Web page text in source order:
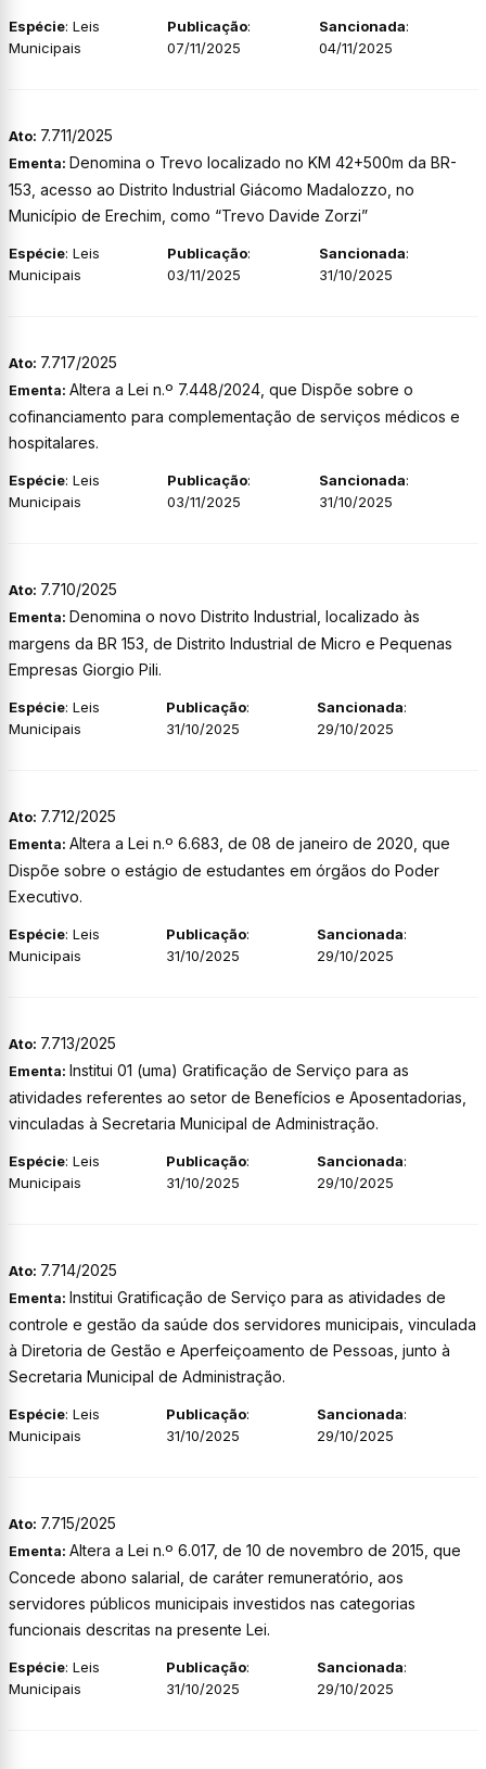
Espécie: Leis
Municipais
Publicação:
07/11/2025
Sancionada:
04/11/2025
Ato: 7.711/2025
Ementa: Denomina o Trevo localizado no KM 42+500m da BR-
153, acesso ao Distrito Industrial Giácomo Madalozzo, no
Município de Erechim, como “Trevo Davide Zorzi”
Espécie: Leis
Municipais
Publicação:
03/11/2025
Sancionada:
31/10/2025
Ato: 7.717/2025
Ementa: Altera a Lei n.º 7.448/2024, que Dispõe sobre o
cofinanciamento para complementação de serviços médicos e
hospitalares.
Espécie: Leis
Municipais
Publicação:
03/11/2025
Sancionada:
31/10/2025
Ato: 7.710/2025
Ementa: Denomina o novo Distrito Industrial, localizado às
margens da BR 153, de Distrito Industrial de Micro e Pequenas
Empresas Giorgio Pili.
Espécie: Leis
Municipais
Publicação:
31/10/2025
Sancionada:
29/10/2025
Ato: 7.712/2025
Ementa: Altera a Lei n.º 6.683, de 08 de janeiro de 2020, que
Dispõe sobre o estágio de estudantes em órgãos do Poder
Executivo.
Espécie: Leis
Municipais
Publicação:
31/10/2025
Sancionada:
29/10/2025
Ato: 7.713/2025
Ementa: Institui 01 (uma) Gratificação de Serviço para as
atividades referentes ao setor de Benefícios e Aposentadorias,
vinculadas à Secretaria Municipal de Administração.
Espécie: Leis
Municipais
Publicação:
31/10/2025
Sancionada:
29/10/2025
Ato: 7.714/2025
Ementa: Institui Gratificação de Serviço para as atividades de
controle e gestão da saúde dos servidores municipais, vinculada
à Diretoria de Gestão e Aperfeiçoamento de Pessoas, junto à
Secretaria Municipal de Administração.
Espécie: Leis
Municipais
Publicação:
31/10/2025
Sancionada:
29/10/2025
Ato: 7.715/2025
Ementa: Altera a Lei n.º 6.017, de 10 de novembro de 2015, que
Concede abono salarial, de caráter remuneratório, aos
servidores públicos municipais investidos nas categorias
funcionais descritas na presente Lei.
Espécie: Leis
Municipais
Publicação:
31/10/2025
Sancionada:
29/10/2025